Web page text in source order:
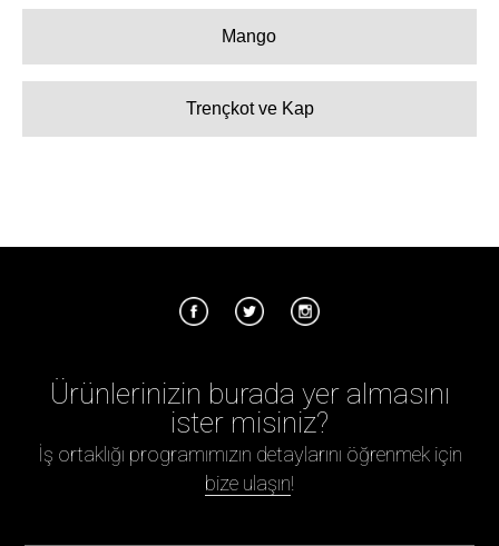
Mango
Trençkot ve Kap
Ürünlerinizin burada yer almasını
ister misiniz?
İş ortaklığı programımızın detaylarını öğrenmek için
bize ulaşın!